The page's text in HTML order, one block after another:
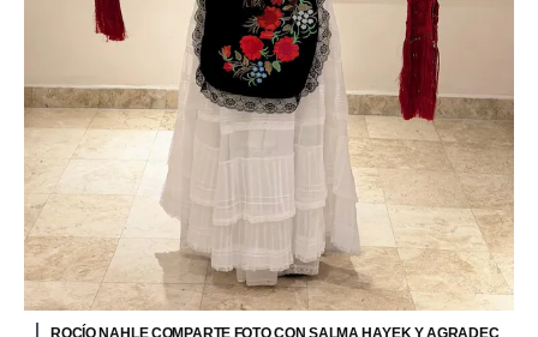
ROCÍO NAHLE COMPARTE FOTO CON SALMA HAYEK Y AGRADEC